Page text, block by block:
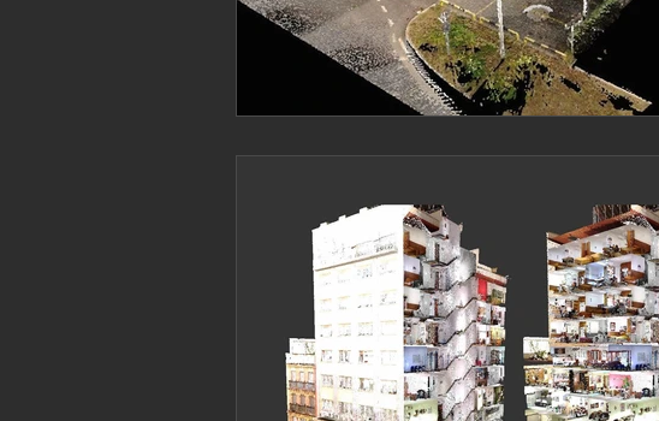
English Industria Proyecto BIM Proyecto
Revit Archicad